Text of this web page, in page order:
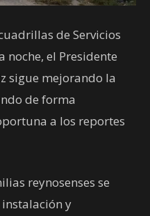
de Servicios
noche, el Presidente
sigue mejorando la
de forma
a los reportes
reynosenses se
y